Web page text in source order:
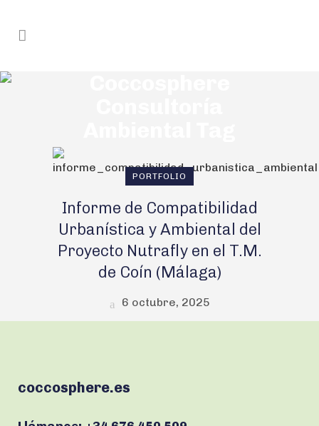
PORTFOLIO
Informe de Compatibilidad
Urbanística y Ambiental del
Proyecto Nutrafly en el T.M.
de Coín (Málaga)
6 octubre, 2025
coccosphere.es